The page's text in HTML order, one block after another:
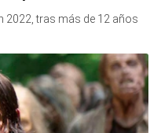
2022, tras más de 12 años